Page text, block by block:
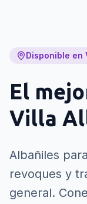
Disponible en
El
Villa
Albañiles
revoques y
general.